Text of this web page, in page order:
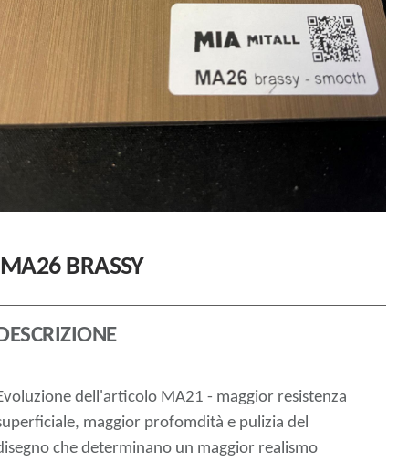
MA26 BRASSY
dell'articolo MA21 - maggior resistenza
maggior profomdità e pulizia del
che determinano un maggior realismo